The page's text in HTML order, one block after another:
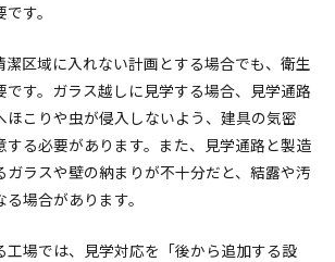
す。
潔区域に入れない計画とする場合でも、衛生
です。ガラス越しに見学する場合、見学通路
ほこりや虫が侵入しないよう、建具の気密
する必要があります。また、見学通路と製造
ガラスや壁の納まりが不十分だと、結露や汚
場合があります。
工場では、見学対応を「後から追加する設